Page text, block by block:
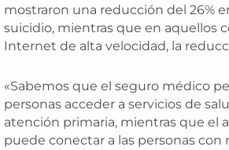
mostraron una reducción del 26%
suicidio, mientras que en aquellos
Internet de alta velocidad, la
«Sabemos que el seguro médico
personas acceder a servicios de
atención primaria, mientras que el
puede conectar a las personas con